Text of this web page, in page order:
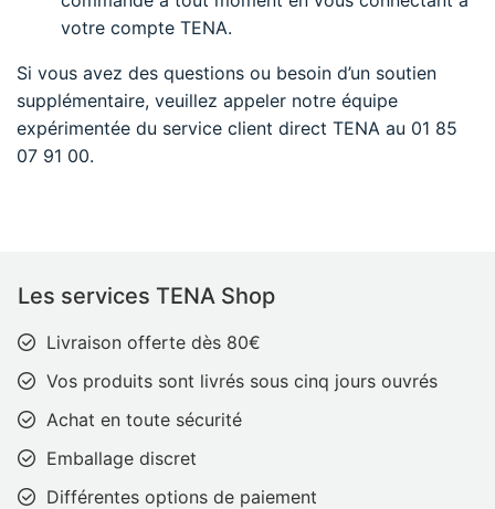
votre compte TENA.
Si vous avez des questions ou besoin d’un soutien
supplémentaire, veuillez appeler notre équipe
expérimentée du service client direct TENA au 01 85
07 91 00.
Les services TENA Shop
Livraison offerte dès 80€
Vos produits sont livrés sous cinq jours ouvrés
Achat en toute sécurité
Emballage discret
Différentes options de paiement